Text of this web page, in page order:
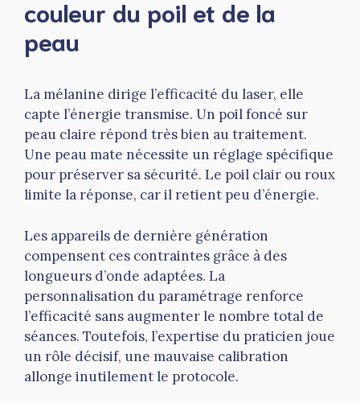
couleur du poil et de la
peau
La mélanine dirige l’efficacité du laser, elle
capte l’énergie transmise. Un poil foncé sur
peau claire répond très bien au traitement.
Une peau mate nécessite un réglage spécifique
pour préserver sa sécurité. Le poil clair ou roux
limite la réponse, car il retient peu d’énergie.
Les appareils de dernière génération
compensent ces contraintes grâce à des
longueurs d’onde adaptées. La
personnalisation du paramétrage renforce
l’efficacité sans augmenter le nombre total de
séances. Toutefois, l’expertise du praticien joue
un rôle décisif, une mauvaise calibration
allonge inutilement le protocole.